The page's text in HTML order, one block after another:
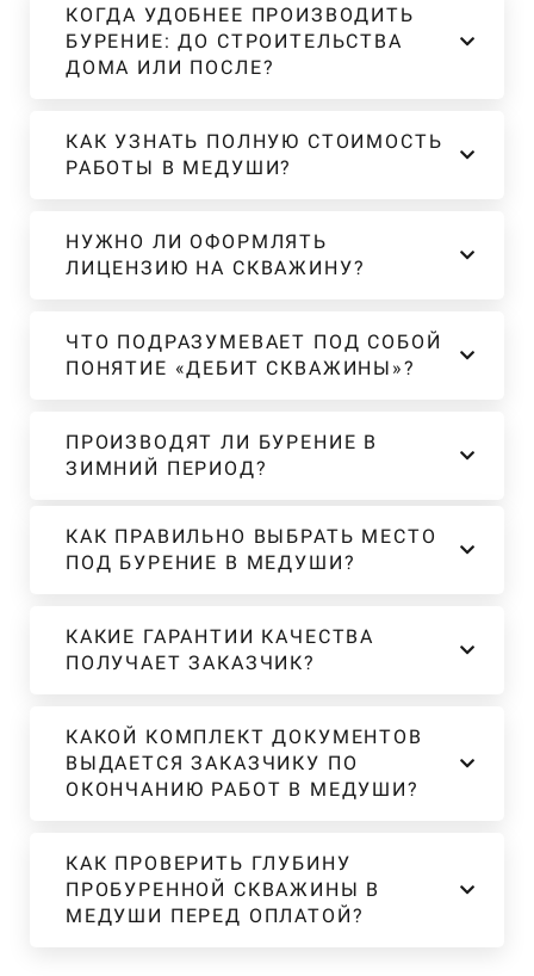
КОГДА УДОБНЕЕ ПРОИЗВОДИТЬ
БУРЕНИЕ: ДО СТРОИТЕЛЬСТВА
ДОМА ИЛИ ПОСЛЕ?
КАК УЗНАТЬ ПОЛНУЮ СТОИМОСТЬ
РАБОТЫ В МЕДУШИ?
НУЖНО ЛИ ОФОРМЛЯТЬ
ЛИЦЕНЗИЮ НА СКВАЖИНУ?
ЧТО ПОДРАЗУМЕВАЕТ ПОД СОБОЙ
ПОНЯТИЕ «ДЕБИТ СКВАЖИНЫ»?
ПРОИЗВОДЯТ ЛИ БУРЕНИЕ В
ЗИМНИЙ ПЕРИОД?
КАК ПРАВИЛЬНО ВЫБРАТЬ МЕСТО
ПОД БУРЕНИЕ В МЕДУШИ?
КАКИЕ ГАРАНТИИ КАЧЕСТВА
ПОЛУЧАЕТ ЗАКАЗЧИК?
КАКОЙ КОМПЛЕКТ ДОКУМЕНТОВ
ВЫДАЕТСЯ ЗАКАЗЧИКУ ПО
ОКОНЧАНИЮ РАБОТ В МЕДУШИ?
КАК ПРОВЕРИТЬ ГЛУБИНУ
ПРОБУРЕННОЙ СКВАЖИНЫ В
МЕДУШИ ПЕРЕД ОПЛАТОЙ?